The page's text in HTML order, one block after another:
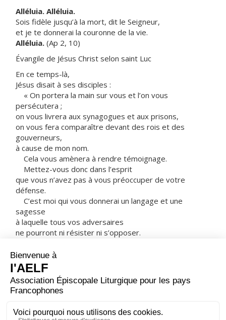
Alléluia. Alléluia.
Sois fidèle jusqu’à la mort, dit le Seigneur,
et je te donnerai la couronne de la vie.
Alléluia. (Ap 2, 10)
Évangile de Jésus Christ selon saint Luc
En ce temps-là,
Jésus disait à ses disciples :
« On portera la main sur vous et l’on vous
persécutera ;
on vous livrera aux synagogues et aux prisons,
on vous fera comparaître devant des rois et des
gouverneurs,
à cause de mon nom.
Cela vous amènera à rendre témoignage.
Mettez-vous donc dans l’esprit
que vous n’avez pas à vous préoccuper de votre
défense.
C’est moi qui vous donnerai un langage et une
sagesse
à laquelle tous vos adversaires
ne pourront ni résister ni s’opposer.
vos frères, votre famille et vos amis,
et ils feront mettre à mort certains d’entre vous.
Vous serez détestés de tous, à cause de mon nom.
Mais pas un cheveu de votre tête ne sera perdu.
C’est par votre persévérance que vous garderez
votre vie. »